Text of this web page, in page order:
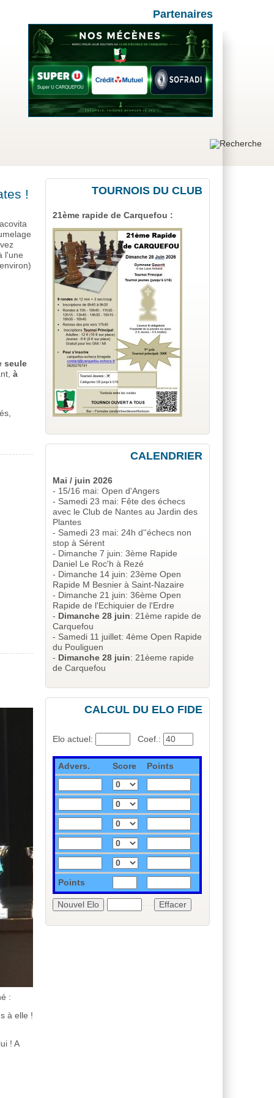
Partenaires
!
l'une
seule
à
:
à elle !
! A
TOURNOIS DU CLUB
21ème rapide de Carquefou :
CALENDRIER
Mai / juin 2026
- 15/16 mai: Open d'Angers
- Samedi 23 mai: Fête des échecs
avec le Club de Nantes au Jardin des
Plantes
- Samedi 23 mai: 24h d''échecs non
stop à Sérent
- Dimanche 7 juin: 3ème Rapide
Daniel Le Roc'h à Rezé
- Dimanche 14 juin: 23ème Open
Rapide M Besnier à Saint-Nazaire
- Dimanche 21 juin: 36ème Open
Rapide de l'Echiquier de l'Erdre
- Dimanche 28 juin: 21ème rapide de
Carquefou
- Samedi 11 juillet: 4ème Open Rapide
du Pouliguen
- Dimanche 28 juin: 21èeme rapide
de Carquefou
CALCUL DU ELO FIDE
Elo actuel: Coef.:
Advers. Score Points
Points